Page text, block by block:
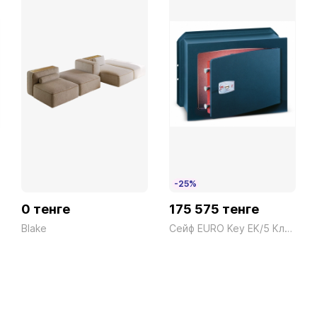
0 тенге
Blake
-25%
175 575 тенге
Сейф EURO Key EK/5 Ключ синий Technomax 25кг